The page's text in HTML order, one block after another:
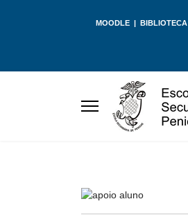
MOODLE | BIBLIOTECA